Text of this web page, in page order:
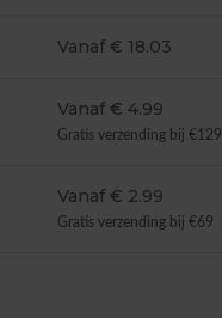
Vanaf € 18.03
Vanaf € 4.99
Gratis verzending bij €129
Vanaf € 2.99
Gratis verzending bij €69